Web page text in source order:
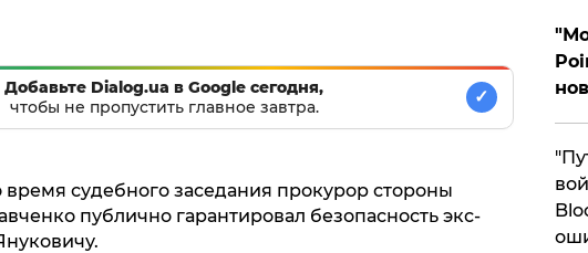
Добавьте Dialog.ua в Google сегодня,
чтобы не пропустить главное завтра.
✓
время судебного заседания прокурор стороны
публично гарантировал безопасность экс-